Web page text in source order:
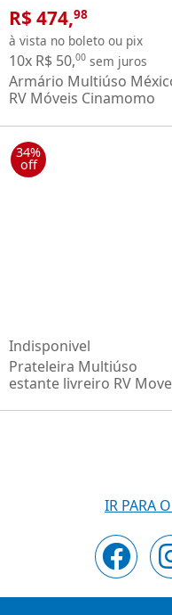
R$ 474,98
à vista no boleto ou pix
10x R$ 50,00 sem juros
Armário Multiúso
RV Móveis Cinamomo
34%
off
Indisponivel
Prateleira Multiúso
estante livreiro RV
Cinamomo
IR PARA